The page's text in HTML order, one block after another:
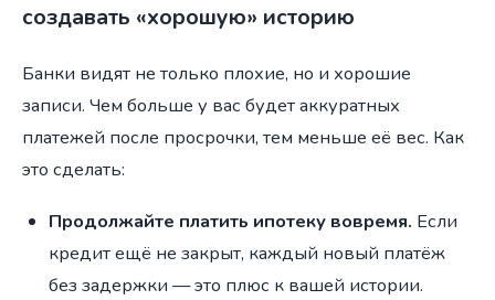
создавать «хорошую» историю
Банки видят не только плохие, но и хорошие
записи. Чем больше у вас будет аккуратных
платежей после просрочки, тем меньше её вес. Как
это сделать:
Продолжайте платить ипотеку вовремя. Если
кредит ещё не закрыт, каждый новый платёж
без задержки — это плюс к вашей истории.